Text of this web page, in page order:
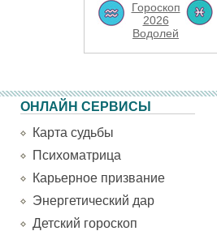
Гороскоп
2026
Водолей
ОНЛАЙН СЕРВИСЫ
Карта судьбы
Психоматрица
Карьерное призвание
Энергетический дар
Детский гороскоп